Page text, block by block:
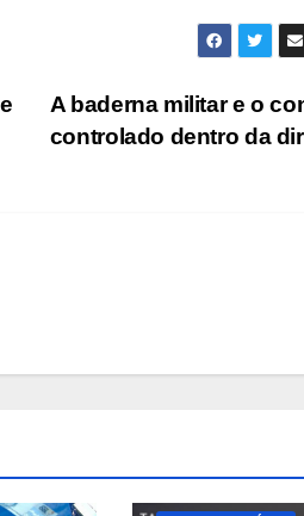
A baderna militar e o
controlado dentro da